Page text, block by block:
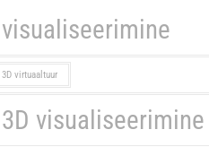
visualiseerimine
3D virtuaaltuur
3D visualiseerimine